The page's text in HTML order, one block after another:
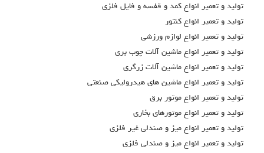
توليد و تعمير انواع كمد و قفسه و فايل فلزي
توليد و تعمير انواع كنتور
توليد و تعمير انواع لوازم ورزشي
توليد و تعمير انواع ماشين آلات چوب بري
توليد و تعمير انواع ماشين آلات زرگري
توليد و تعمير انواع ماشين هاي هيدروليكي صنعتي
توليد و تعمير انواع موتور برق
توليد و تعمير انواع موتورهاي بخاري
توليد و تعمير انواع ميز و صندلي غير فلزي
توليد و تعمير انواع ميز و صندلي فلزي